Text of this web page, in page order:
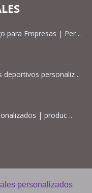
para Empresas | Per ..
personaliz ..
| produc ..
personalizados